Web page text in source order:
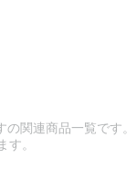
関連商品一覧です
。